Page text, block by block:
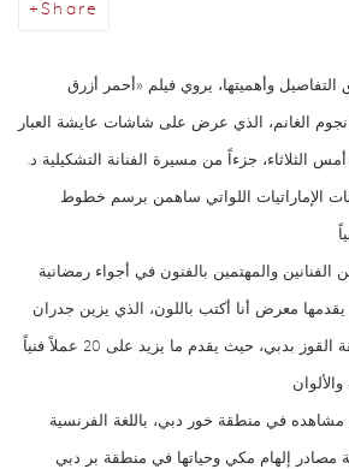
Share
التفاصيل وأهميتها، يروي فيلم «أحمر أزرق
نجوم الغانم، الذي عرض على شاشات عايشة العبار
الثلاثاء، جزءاً من مسيرة الفنانة التشكيلية د.
الإماراتيات اللواتي ساهمن برسم خطوط
والمهتمين بالفنون في أجواء رمضانية
يقدمها معرض أنا أكتب باللون، الذي يزين جدران
غاليري عايشة العبار بمنطقة القوز بدبي، حيث يقدم ما يزيد على 20 عملاً فنياً
مشاهده في منطقة خور دبي، باللغة الفرنسية
مصادر إلهام مكي وحياتها في منطقة بر دبي